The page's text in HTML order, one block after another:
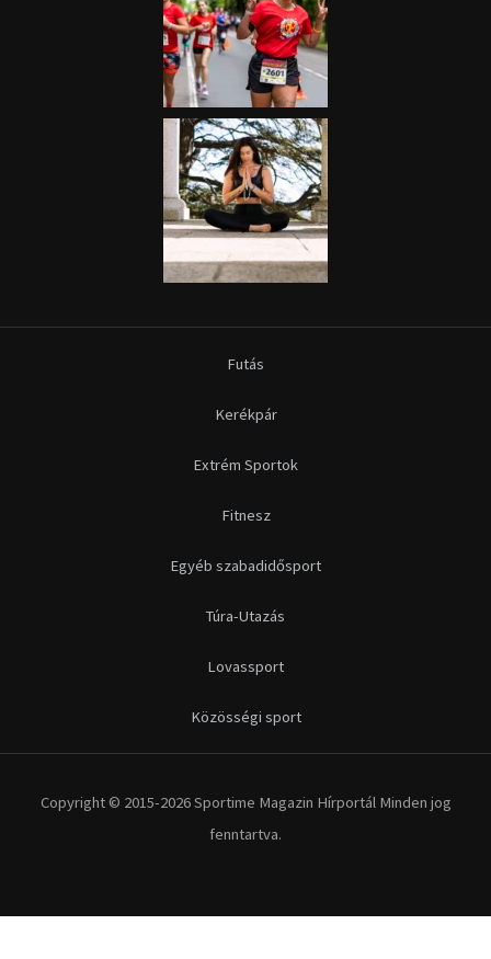
Futás
Kerékpár
Extrém Sportok
Fitnesz
Egyéb szabadidősport
Túra-Utazás
Lovassport
Közösségi sport
Copyright © 2015-2026 Sportime Magazin Hírportál Minden jog
fenntartva.